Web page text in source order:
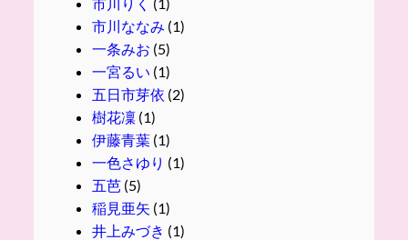
市川ななみ (1)
一条みお (5)
一宮るい (1)
五日市芽依 (2)
樹花凜(1)
伊藤青葉(1)
一色さゆり (1)
五芭(5)
稲見亜矢 (1)
井上みづき (1)